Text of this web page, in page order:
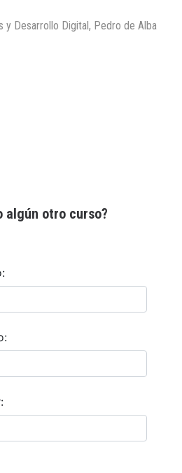
y Desarrollo Digital, Pedro de Alba
algún otro curso?